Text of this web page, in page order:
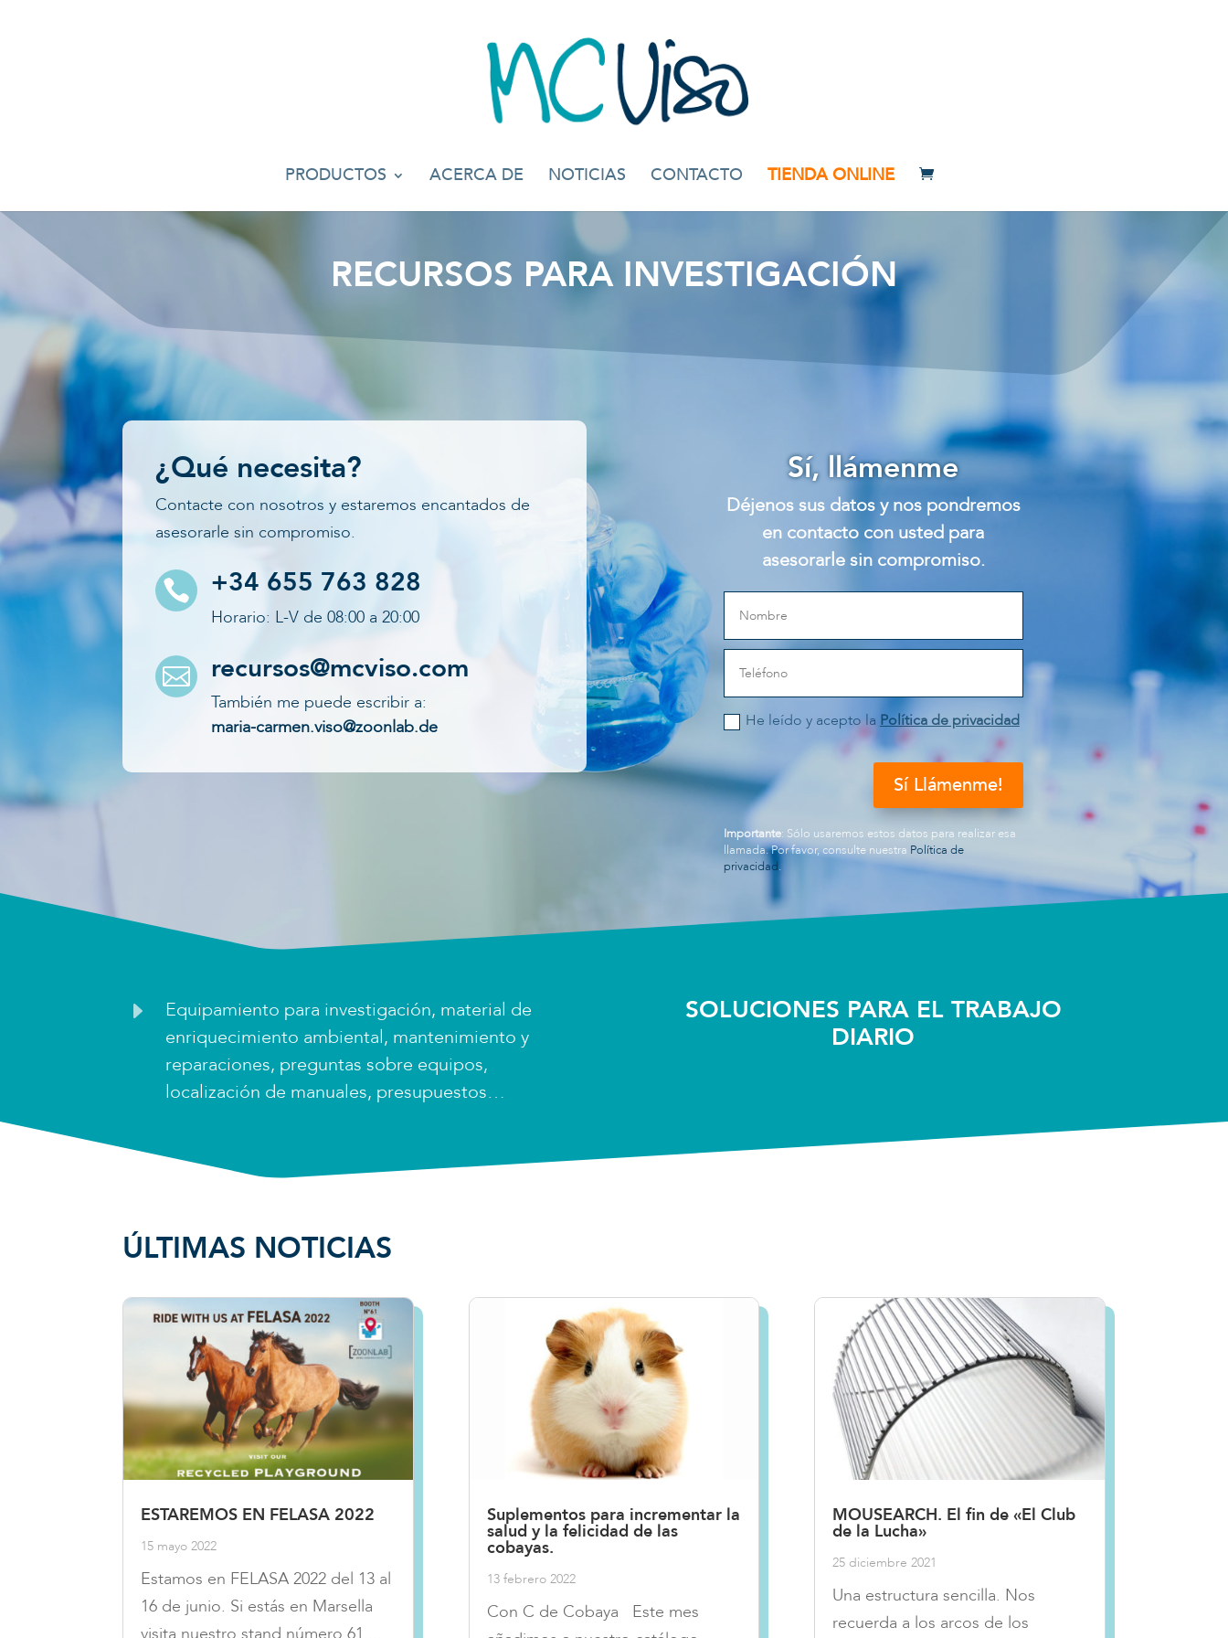
PRODUCTOS ACERCA DE NOTICIAS CONTACTO TIENDA ONLINE
RECURSOS PARA INVESTIGACIÓN
¿Qué necesita?
Contacte con nosotros y estaremos encantados de
asesorarle sin compromiso.
 +34 655 763 828
Horario: L-V de 08:00 a 20:00
 recursos@mcviso.com
También me puede escribir a:
maria-carmen.viso@zoonlab.de
Sí, llámenme
Déjenos sus datos y nos pondremos
en contacto con usted para
asesorarle sin compromiso.
He leído y acepto la Política de privacidad
Sí Llámenme!
Importante: Sólo usaremos estos datos para realizar esa
llamada. Por favor, consulte nuestra Política de
privacidad.
E
Equipamiento para investigación, material de
enriquecimiento ambiental, mantenimiento y
reparaciones, preguntas sobre equipos,
localización de manuales, presupuestos…
SOLUCIONES PARA EL TRABAJO
DIARIO
ÚLTIMAS NOTICIAS
ESTAREMOS EN FELASA 2022
15 mayo 2022
Estamos en FELASA 2022 del 13 al
16 de junio. Si estás en Marsella
Suplementos para incrementar la
salud y la felicidad de las
cobayas.
13 febrero 2022
Con C de Cobaya Este mes
MOUSEARCH. El fin de «El Club
de la Lucha»
25 diciembre 2021
Una estructura sencilla. Nos
recuerda a los arcos de los